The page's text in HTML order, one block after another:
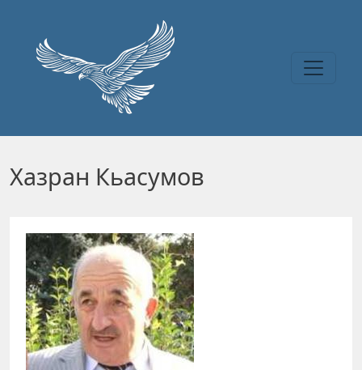
Хазран Кьасумов